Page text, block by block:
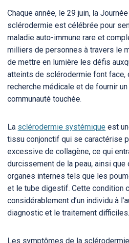
Chaque année, le 29 juin, la
sclérodermie est célébrée pour
maladie auto-immune rare et
milliers de personnes à travers le
de mettre en lumière les défis
atteints de sclérodermie font face,
recherche médicale et de fournir
communauté touchée.
La sclérodermie systémique est
tissu conjonctif qui se caractérise
excessive de collagène, ce qui
durcissement de la peau, ainsi que
organes internes tels que les
et le tube digestif. Cette condition
considérablement d’un individu à
diagnostic et le traitement difficiles.
Les symptômes de la